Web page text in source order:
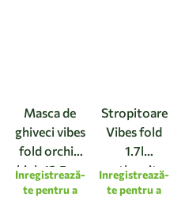
Masca de
ghiveci vibes
fold orchid
high 12,5cm
linen white
Inregistrează-
te pentru a
Stropitoare
Vibes fold
1.7l
anthracite
Inregistrează-
te pentru a